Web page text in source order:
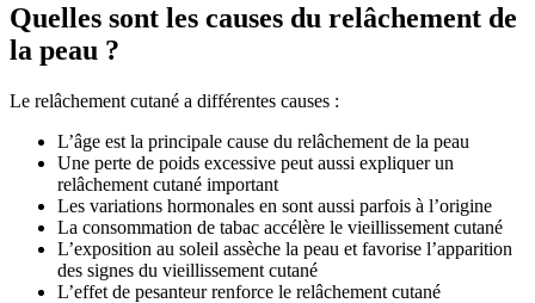
Quelles sont les causes du relâchement de
la peau ?
Le relâchement cutané a différentes causes :
L’âge est la principale cause du relâchement de la peau
Une perte de poids excessive peut aussi expliquer un
relâchement cutané important
Les variations hormonales en sont aussi parfois à l’origine
La consommation de tabac accélère le vieillissement cutané
L’exposition au soleil assèche la peau et favorise l’apparition
des signes du vieillissement cutané
L’effet de pesanteur renforce le relâchement cutané